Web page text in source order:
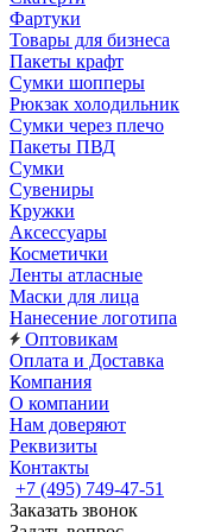
Фартуки
Товары для бизнеса
Пакеты крафт
Сумки шопперы
Рюкзак холодильник
Сумки через плечо
Пакеты ПВД
Сумки
Сувениры
Кружки
Аксессуары
Косметички
Ленты атласные
Маски для лица
Нанесение логотипа
Оптовикам
Оплата и Доставка
Компания
О компании
Нам доверяют
Реквизиты
Контакты
+7 (495) 749-47-51
Заказать звонок